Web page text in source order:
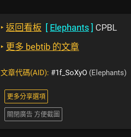
‣ 返回看板 [ Elephants] CPBL
‣ 更多 bebtib 的文章
文章代碼(AID): #1f_SoXyO (Elephants)
更多分享選項
關閉廣告 方便截圖